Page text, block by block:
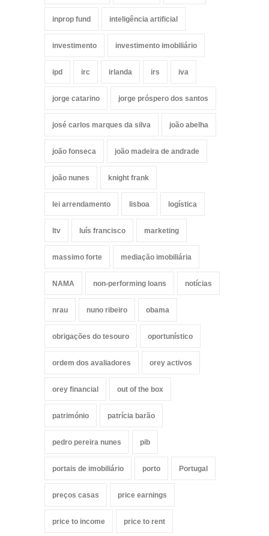
inprop fund inteligência artificial
investimento investimento imobiliário
ipd irc irlanda irs iva
jorge catarino jorge próspero dos santos
josé carlos marques da silva joão abelha
joão fonseca joão madeira de andrade
joão nunes knight frank
lei arrendamento lisboa logística
ltv luís francisco marketing
massimo forte mediação imobiliária
NAMA non-performing loans notícias
nrau nuno ribeiro obama
obrigações do tesouro oportunístico
ordem dos avaliadores orey activos
orey financial out of the box
património patrícia barão
pedro pereira nunes pib
portais de imobiliário porto Portugal
preços casas price earnings
price to income price to rent